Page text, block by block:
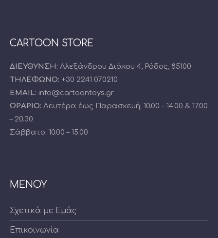
CARTOON STORE
ΔΙΕΥΘΥΝΣΗ: Αλεξάνδρου Διάκου 4, Ρόδος, 85100
ΤΗΛΕΦΩΝΟ: +30 2241 070210
EMAIL: info@cartoontoys.gr
ΩΡΑΡΙΟ: Δευτέρα έως Παρασκευή: 10.00 – 14.00 & 17.00
– 20.30
Σάββατο: 10.00 – 15.00
ΜΕΝΟΥ
Σχετικά με Εμάς
Επικοινωνία